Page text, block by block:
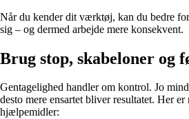
Når du kender dit værktøj, kan du bedre
sig – og dermed arbejde mere konsekvent.
Brug stop, skabeloner og
Gentagelighed handler om kontrol. Jo
desto mere ensartet bliver resultatet. Her
hjælpemidler: